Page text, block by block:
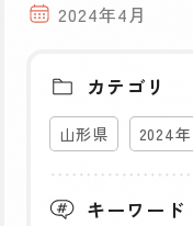
2024年4月
カテゴリ
山形県 2024
キーワード